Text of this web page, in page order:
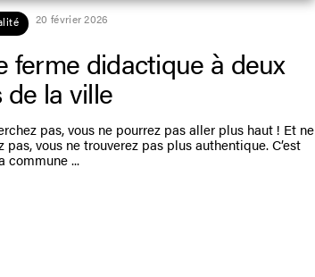
20 février 2026
ferme didactique à deux
de la ville
pas, vous ne pourrez pas aller plus haut ! Et ne
pas, vous ne trouverez pas plus authentique. C’est
commune